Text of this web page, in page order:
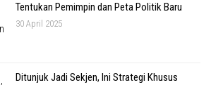
Tentukan Pemimpin dan Peta Politik Baru
30 April 2025
Ditunjuk Jadi Sekjen, Ini Strategi Khusus